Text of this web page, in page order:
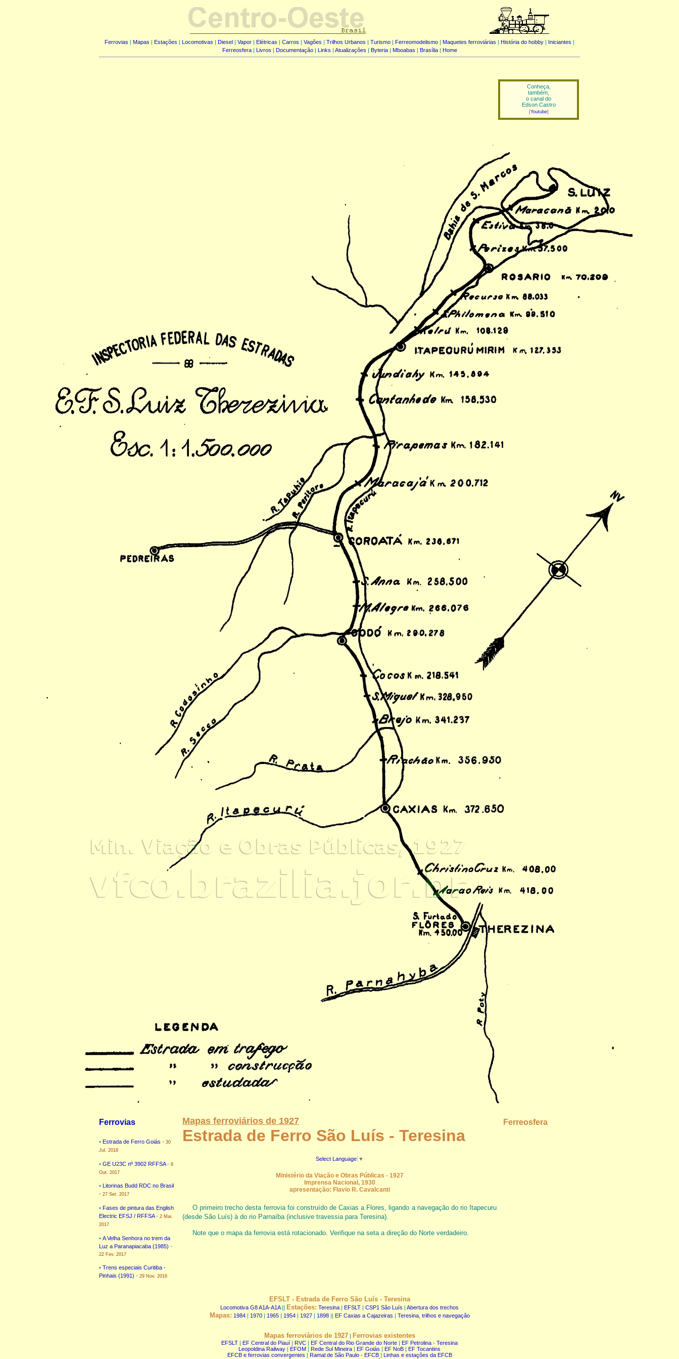
Ferrovias | Mapas | Estações | Locomotivas | Diesel | Vapor | Elétricas | Carros | Vagões | Trilhos Urbanos | Turismo | Ferreomodelismo | Maquetes ferroviárias | História do hobby | Iniciantes |
Ferreosfera| Livros | Documentação| Links | Atualizações | Byteria| Mboabas | Brasília| Home
Conheça,
também,
o canal do
Edson Castro
[Youtube]
Ferrovias
• Estrada de Ferro Goiás - 30
Jul. 2018
• GE U23C nº 3902 RFFSA- 8
Out. 2017
•
Litorinas Budd RDC no Brasil
- 27 Set. 2017
• Fases de pintura das English
Electric EFSJ / RFFSA- 2 Mai.
2017
• A Velha Senhora no trem da
Luz a Paranapiacaba (1985) -
22 Fev. 2017
• Trens especiais Curitiba -
Pinhais (1991) - 29 Nov. 2016
Mapas ferroviários de 1927
Estrada de Ferro São Luís - Teresina
Select Language ▼
Ministério da Viação e Obras Públicas - 1927
Imprensa Nacional, 1930
apresentação: Flavio R. Cavalcanti
O primeiro trecho desta ferrovia foi construído de Caxias a Flores, ligando a navegação do rio Itapecuru
(desde São Luís) à do rio Parnaíba (inclusive travessia para Teresina).
Note que o mapa da ferrovia está rotacionado. Verifique na seta a direção do Norte verdadeiro.
Ferreosfera
EFSLT - Estrada de Ferro São Luís - Teresina
Locomotiva G8 A1A-A1A || Estações: Teresina | EFSLT | CSP1 São Luís | Abertura dos trechos
Mapas: 1984| 1970| 1965| 1954| 1927| 1898|| EF Caxias a Cajazeiras | Teresina, trilhos e navegação
Mapas ferroviários de 1927 Ferrovias existentes
EFSLT EF Central do Piauí RVC EF Central do Rio Grande do Norte
EF Petrolina - Teresina
Leopoldina Railway
EFOM Rede Sul Mineira EF Goiás EF NoB
EF Tocantins
EFCB e ferrovias convergentes
Ramal de São Paulo - EFCB|
Linhas e estações da EFCB